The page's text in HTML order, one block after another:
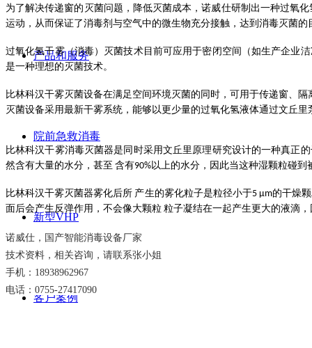
产品和服务
院前急救消毒
新型VHP
客户案例
为了解决传递窗的灭菌问题，降低灭菌成本，诺威仕研制出一种过氧
运动，从而保证了消毒剂与空气中的微生物充分接触，达到消毒灭菌的
过氧化氢干雾（消毒）灭菌技术目前可应用于密闭空间（如生产企业
是一种理想的灭菌技术。
比林科汉干雾灭菌设备在满足空间环境灭菌的同时，可用于传递窗、
灭菌设备采用最新干雾系统，能够以更少量的过氧化氢液体通过文丘
比林科汉干雾消毒灭菌器是同时采用文丘里原理研究设计的一种真正
然含有大量的水分，甚至 含有90%以上的水分，因此当这种湿颗粒碰
比林科汉干雾灭菌器雾化后所 产生的雾化粒子是粒径小于5 μm的干燥
面后会产生反弹作用，不会像大颗粒 粒子凝结在一起产生更大的液滴
诺威仕，国产智能消毒设备厂家
技术资料，相关咨询，请联系张小姐
手机：18938962967
电话：0755-27417090